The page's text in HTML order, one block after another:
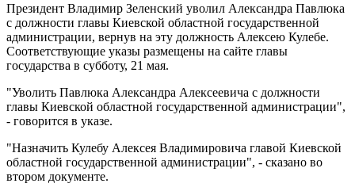
Президент Владимир Зеленский уволил Александра Павлюка
с должности главы Киевской областной государственной
администрации, вернув на эту должность Алексею Кулебе.
Соответствующие указы размещены на сайте главы
государства в субботу, 21 мая.
"Уволить Павлюка Александра Алексеевича с должности
главы Киевской областной государственной администрации",
- говорится в указе.
"Назначить Кулебу Алексея Владимировича главой Киевской
областной государственной администрации", - сказано во
втором документе.